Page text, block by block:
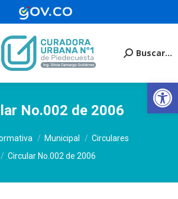
Buscar:
Buscar...
No.002 de 2006
Municipal
Circulares
Circular No.002 de 2006